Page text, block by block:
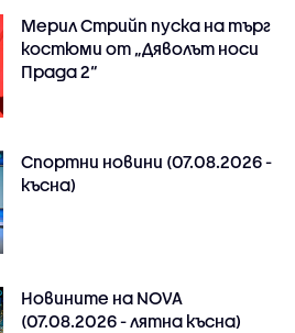
Мерил Стрийп пуска на търг
костюми от „Дяволът носи
Прада 2“
Спортни новини (07.08.2026 -
късна)
Новините на NOVA
(07.08.2026 - лятна късна)